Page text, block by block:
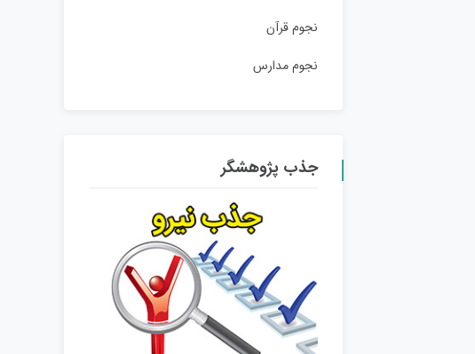
نجوم قرآن
نجوم مدارس
جذب پژوهشگر